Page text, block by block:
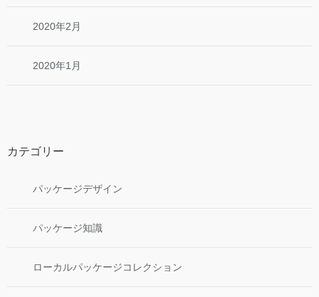
2020年2月
2020年1月
カテゴリー
パッケージデザイン
パッケージ知識
ローカルパッケージコレクション